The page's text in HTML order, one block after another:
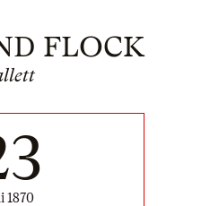
FLOCK
1870